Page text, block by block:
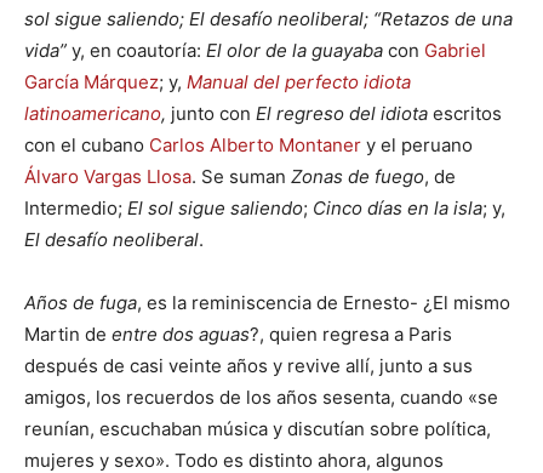
sol sigue saliendo; El desafío neoliberal; “Retazos de una
vida” y, en coautoría: El olor de la guayaba con Gabriel
García Márquez; y, Manual del perfecto idiota
latinoamericano, junto con El regreso del idiota escritos
con el cubano Carlos Alberto Montaner y el peruano
Álvaro Vargas Llosa. Se suman Zonas de fuego, de
Intermedio; El sol sigue saliendo; Cinco días en la isla; y,
El desafío neoliberal.
Años de fuga, es la reminiscencia de Ernesto- ¿El mismo
Martin de entre dos aguas?, quien regresa a Paris
después de casi veinte años y revive allí, junto a sus
amigos, los recuerdos de los años sesenta, cuando «se
reunían, escuchaban música y discutían sobre política,
mujeres y sexo». Todo es distinto ahora, algunos